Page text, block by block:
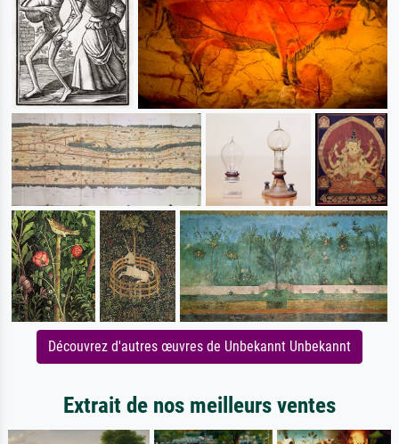
Découvrez d'autres œuvres de Unbekannt Unbekannt
Extrait de nos meilleurs ventes